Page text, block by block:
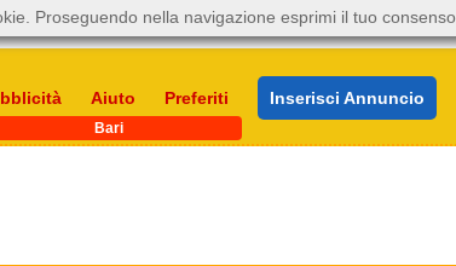
Aiuto Preferiti Inserisci Annuncio
Bari
Proseguendo nella navigazione esprimi il tuo consenso.